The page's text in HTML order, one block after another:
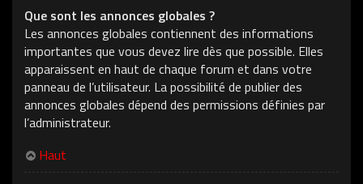
Que sont les annonces globales ?
Les annonces globales contiennent des informations
importantes que vous devez lire dès que possible. Elles
apparaissent en haut de chaque forum et dans votre
panneau de l’utilisateur. La possibilité de publier des
annonces globales dépend des permissions définies par
l’administrateur.
Haut